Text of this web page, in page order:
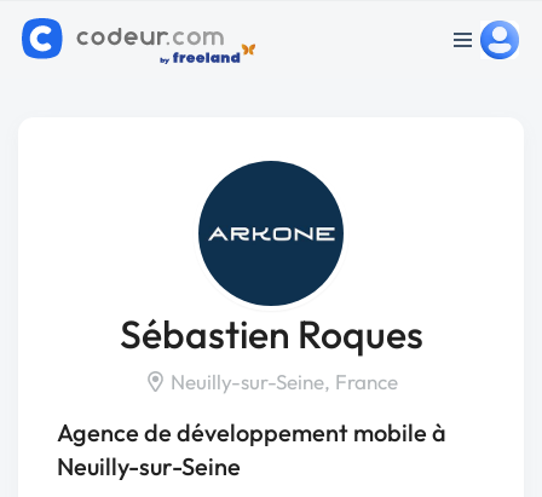
Sébastien Roques
Neuilly-sur-Seine, France
Agence de développement mobile à
Neuilly-sur-Seine